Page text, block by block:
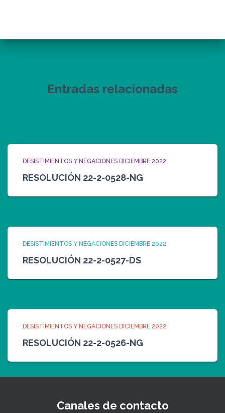
Entradas relacionadas
DESISTIMIENTOS Y NEGACIONES DICIEMBRE 2022
RESOLUCIÓN 22-2-0528-NG
DESISTIMIENTOS Y NEGACIONES DICIEMBRE 2022
RESOLUCIÓN 22-2-0527-DS
DESISTIMIENTOS Y NEGACIONES DICIEMBRE 2022
RESOLUCIÓN 22-2-0526-NG
Canales de contacto